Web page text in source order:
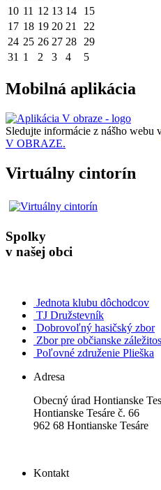
10 11 12 13 14 15
17 18 19 20 21 22
24 25 26 27 28 29
31 1 2 3 4 5
Mobilná aplikácia
Sledujte informácie z nášho webu
V OBRAZE.
Virtuálny cintorín
Spolky
v našej obci
Jednota klubu dôchodcov
TJ Družstevník
Dobrovoľný hasičský zbor
Zbor pre občianske
Poľovné združenie Plieška
Adresa
Obecný úrad Hontianske
Hontianske Tesáre č. 66
962 68 Hontianske Tesáre
Kontakt